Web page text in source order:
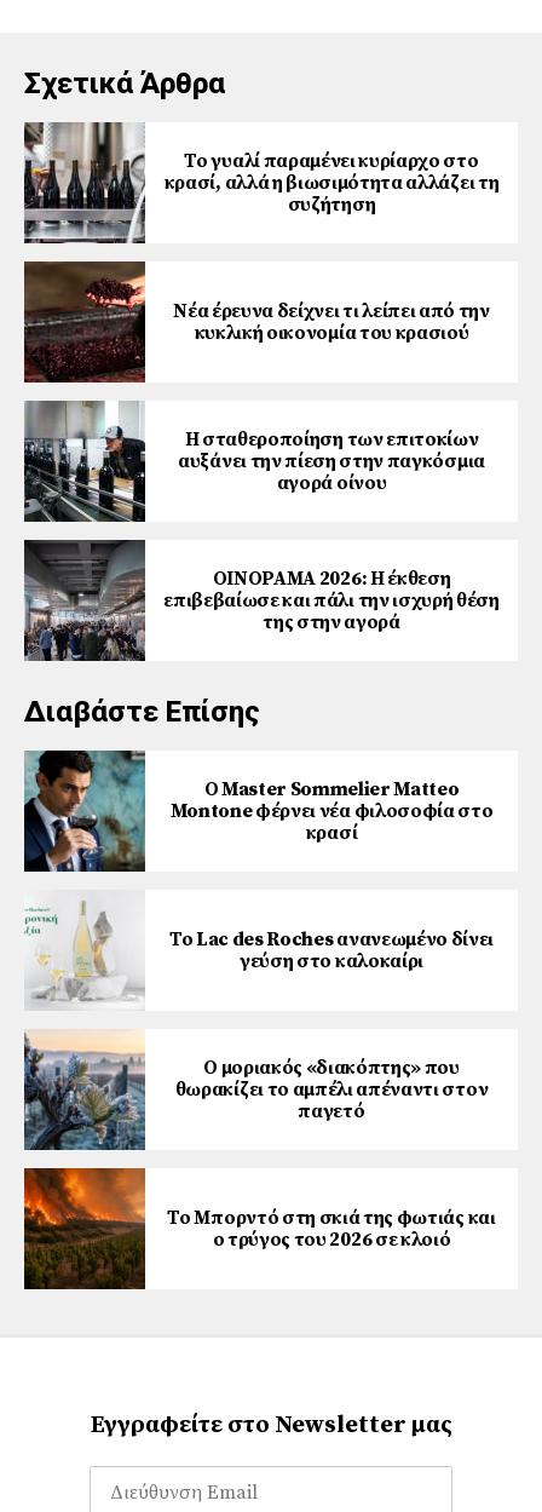
Σχετικά Άρθρα
Το γυαλί παραμένει κυρίαρχο στο
κρασί, αλλά η βιωσιμότητα αλλάζει τη
συζήτηση
Νέα έρευνα δείχνει τι λείπει από την
κυκλική οικονομία του κρασιού
Η σταθεροποίηση των επιτοκίων
αυξάνει την πίεση στην παγκόσμια
αγορά οίνου
ΟΙΝΟΡΑΜΑ 2026: Η έκθεση
επιβεβαίωσε και πάλι την ισχυρή θέση
της στην αγορά
Διαβάστε Επίσης
Ο Master Sommelier Matteo
Montone φέρνει νέα φιλοσοφία στο
κρασί
Το Lac des Roches ανανεωμένο δίνει
γεύση στο καλοκαίρι
Ο μοριακός «διακόπτης» που
θωρακίζει το αμπέλι απέναντι στον
παγετό
Το Μπορντό στη σκιά της φωτιάς και
ο τρύγος του 2026 σε κλοιό
Εγγραφείτε στο Newsletter μας